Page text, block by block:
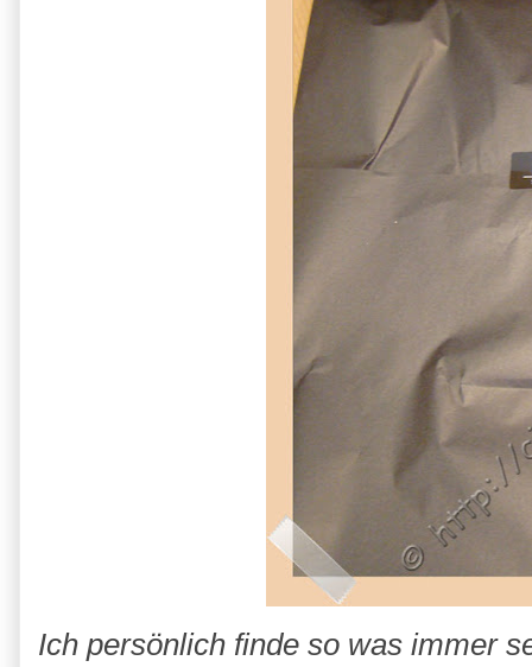
Ich persönlich finde so was immer